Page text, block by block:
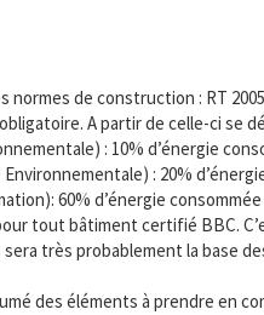
de construction : RT
A partir de celle-ci se
: 10% d’énergie
: 20%
60% d’énergie
tout bâtiment certifié BBC.
très probablement la base
des éléments à prendre en